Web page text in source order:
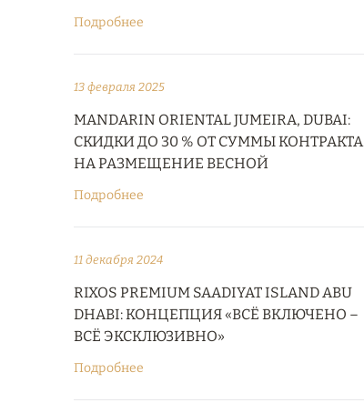
Подробнее
13 февраля 2025
MANDARIN ORIENTAL JUMEIRA, DUBAI:
СКИДКИ ДО 30 % ОТ СУММЫ КОНТРАКТА
НА РАЗМЕЩЕНИЕ ВЕСНОЙ
Подробнее
11 декабря 2024
RIXOS PREMIUM SAADIYAT ISLAND ABU
DHABI: КОНЦЕПЦИЯ «ВСЁ ВКЛЮЧЕНО –
ВСЁ ЭКСКЛЮЗИВНО»
Подробнее